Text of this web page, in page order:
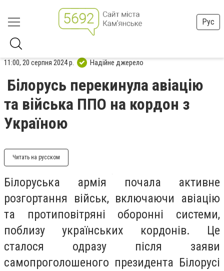
Рус
11:00, 20 серпня 2024 р. Надійне джерело
Білорусь перекинула авіацію
та війська ППО на кордон з
Україною
Читать на русском
Білоруська армія почала активне
розгортання військ, включаючи авіацію
та протиповітряні оборонні системи,
поблизу українських кордонів. Це
сталося одразу після заяви
самопроголошеного президента Білорусі